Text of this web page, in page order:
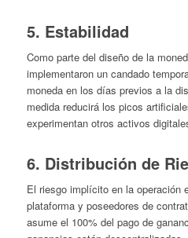
5. Estabilidad
Como parte del diseño de la
implementaron un candado
moneda en los días previos a la
medida reducirá los picos
experimentan otros activos
6. Distribución de
El riesgo implícito en la operación
plataforma y poseedores de
asume el 100% del pago de